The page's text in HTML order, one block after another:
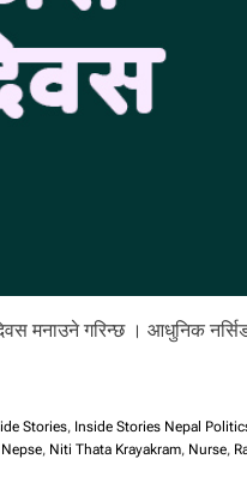
मनाउने गरिन्छ । आधुनिक
Stories, Inside Stories Nepal
Nepse, Niti Thata Krayakram, Nurse,